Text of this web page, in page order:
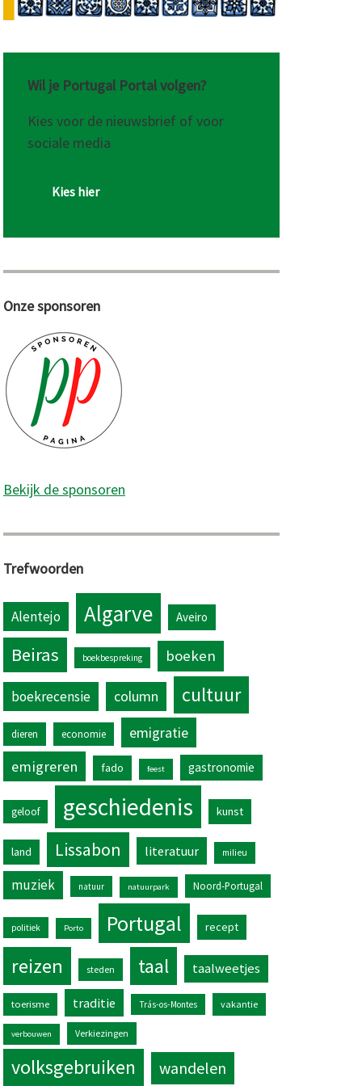
Wil je Portugal Portal volgen?
Kies voor de nieuwsbrief of voor
sociale media
Kies hier
Onze sponsoren
Bekijk de sponsoren
Trefwoorden
Alentejo Algarve Aveiro
Beiras boekbespreking boeken
boekrecensie column cultuur
dieren economie
emigratie
emigreren
fado feest gastronomie
geloof geschiedenis kunst
land Lissabon literatuur milieu
muziek natuur natuurpark Noord-Portugal
politiek Porto Portugal recept
reizen steden taal taalweetjes
toerisme traditie Trás-os-Montes vakantie
verbouwen Verkiezingen
volksgebruiken wandelen